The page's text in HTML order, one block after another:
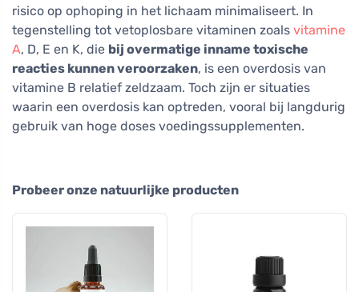
risico op ophoping in het lichaam minimaliseert. In
tegenstelling tot vetoplosbare vitaminen zoals vitamine
A, D, E en K, die bij overmatige inname toxische
reacties kunnen veroorzaken, is een overdosis van
vitamine B relatief zeldzaam. Toch zijn er situaties
waarin een overdosis kan optreden, vooral bij langdurig
gebruik van hoge doses voedingssupplementen.
Probeer onze natuurlijke producten